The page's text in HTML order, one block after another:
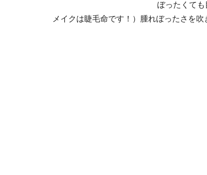
ぼったくて
メイクは睫毛命です！）腫れぼったさを